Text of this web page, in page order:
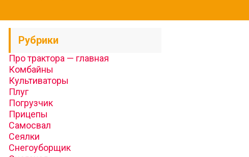
Рубрики
Про трактора — главная
Комбайны
Культиваторы
Плуг
Погрузчик
Прицепы
Самосвал
Сеялки
Снегоуборщик